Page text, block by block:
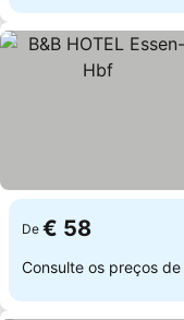
De € 58
Consulte os preços de